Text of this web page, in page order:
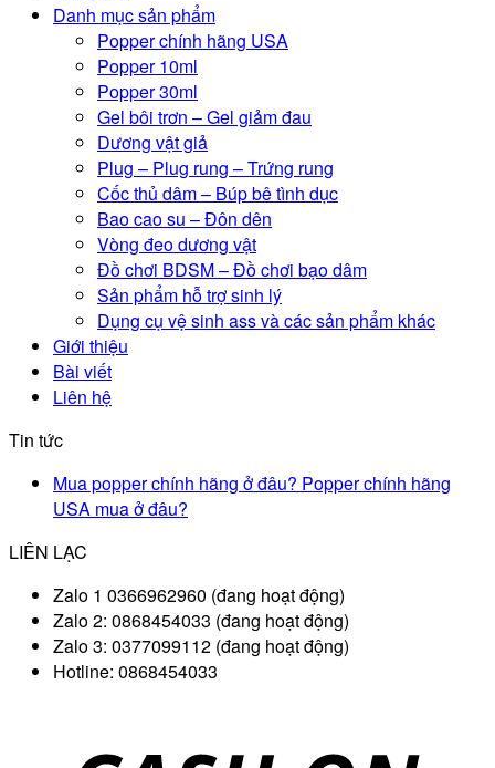
Danh mục sản phẩm
Popper chính hãng USA
Popper 10ml
Popper 30ml
Gel bôi trơn – Gel giảm đau
Dương vật giả
Plug – Plug rung – Trứng rung
Cốc thủ dâm – Búp bê tình dục
Bao cao su – Đôn dên
Vòng đeo dương vật
Đồ chơi BDSM – Đồ chơi bạo dâm
Sản phẩm hỗ trợ sinh lý
Dụng cụ vệ sinh ass và các sản phẩm khác
Giới thiệu
Bài viết
Liên hệ
Tin tức
Mua popper chính hãng ở đâu? Popper chính hãng
USA mua ở đâu?
LIÊN LẠC
Zalo 1 0366962960 (đang hoạt động)
Zalo 2: 0868454033 (đang hoạt động)
Zalo 3: 0377099112 (đang hoạt động)
Hotline: 0868454033